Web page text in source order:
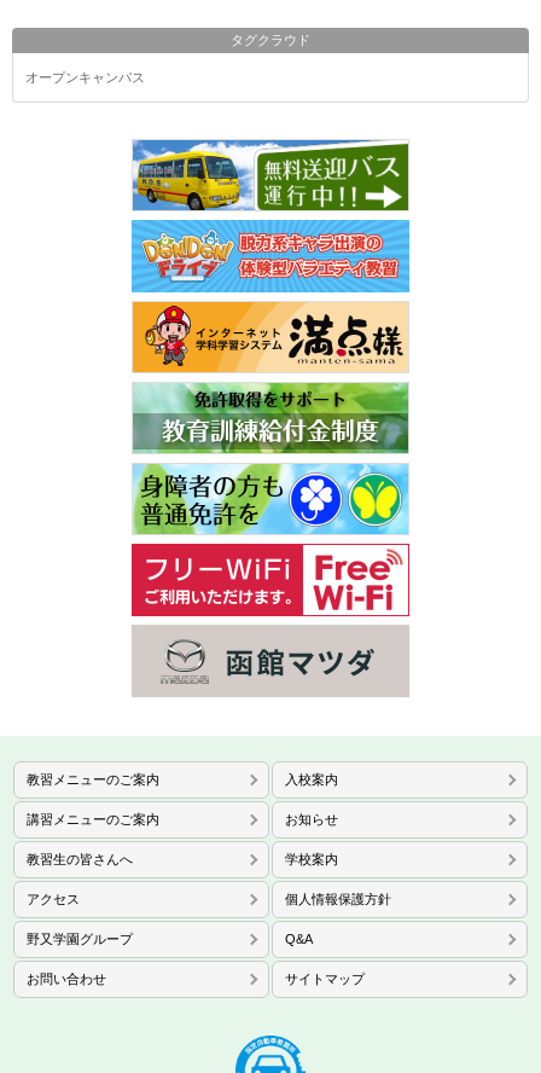
タグクラウド
オープンキャンパス
教習メニューのご案内 入校案内
講習メニューのご案内 お知らせ
教習生の皆さんへ 学校案内
アクセス 個人情報保護方針
野又学園グループ Q&A
お問い合わせ サイトマップ